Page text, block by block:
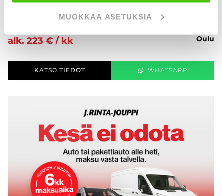
MUOKKAA ASETUKSIA
alk. 223 € / kk
oulu
KATSO TIEDOT WHATSAPP